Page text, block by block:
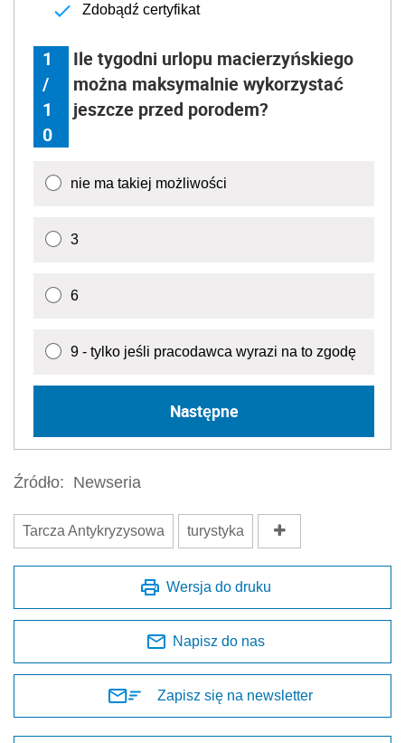
Zdobądź certyfikat
1
/
1
0
Ile tygodni urlopu macierzyńskiego
można maksymalnie wykorzystać
jeszcze przed porodem?
nie ma takiej możliwości
3
6
9 - tylko jeśli pracodawca wyrazi na to zgodę
Następne
Źródło: Newseria
Tarcza Antykryzysowa turystyka
Wersja do druku
Napisz do nas
Zapisz się na newsletter